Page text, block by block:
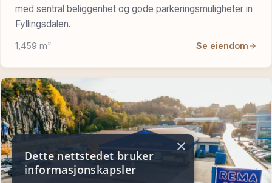
med sentral beliggenhet og gode parkeringsmuligheter in
Fyllingsdalen.
1,459 m² Se eiendom
×
Dette nettstedet bruker
informasjonskapsler